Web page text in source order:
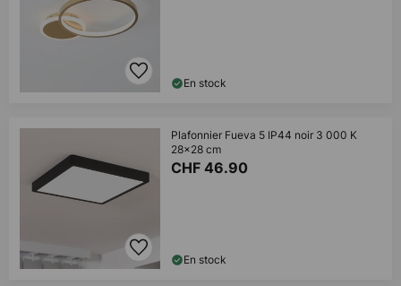
En stock
Plafonnier Fueva 5 IP44 noir 3 000 K
28x28 cm
CHF 46.90
En stock